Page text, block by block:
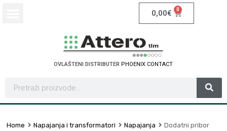
0,00€ 0
OVLAŠTENI DISTRIBUTER SCHNE I
O NIX CONTACT
Home Napajanja i transformatori Napajanja
Dodatni pribor